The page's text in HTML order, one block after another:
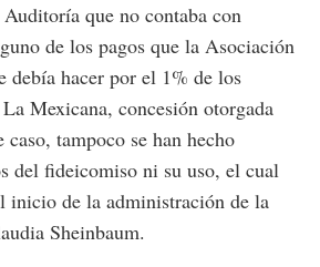
que no contaba con
de los pagos que la Asociación
debía hacer por el 1% de los
Mexicana, concesión otorgada
caso, tampoco se han hecho
del fideicomiso ni su uso, el cual
inicio de la administración de la
Sheinbaum.